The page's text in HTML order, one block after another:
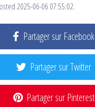
2025-06-06 07:55:02.
Partager sur Facebook
Partager sur Twitter
Partager sur Pinterest